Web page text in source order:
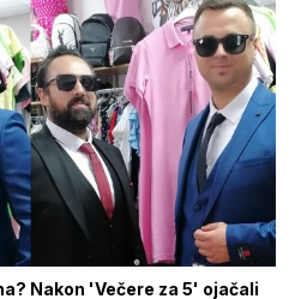
Nakon 'Večere za 5' ojačali